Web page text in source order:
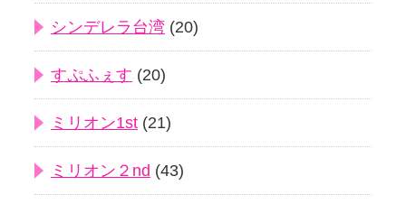
シンデレラ台湾 (20)
すぷふぇす (20)
ミリオン1st (21)
ミリオン２nd (43)